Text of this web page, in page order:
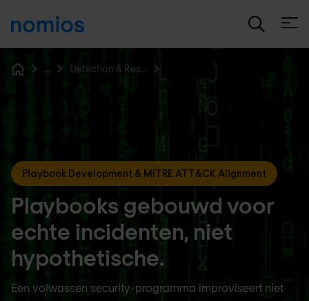
... Detection & Response
Playbook Development & MITRE ATT&CK Alignment
Playbooks gebouwd voor
echte incidenten, niet
hypothetische.
Een volwassen security-programma improviseert niet